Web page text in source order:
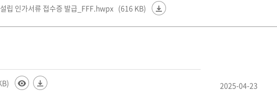
립 인가서류 접수증 발급_FFF.hwpx (616 KB)
2025-04-23